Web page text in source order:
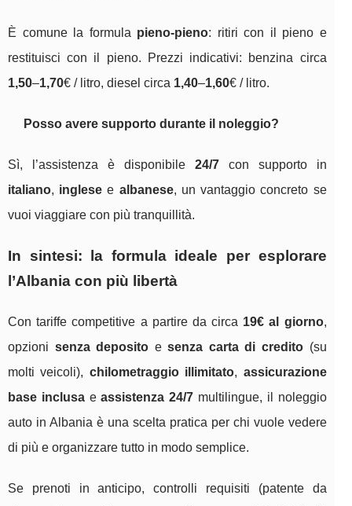
È comune la formula pieno-pieno: ritiri con il pieno e
restituisci con il pieno. Prezzi indicativi: benzina circa
1,50–1,70€ / litro, diesel circa 1,40–1,60€ / litro.
Posso avere supporto durante il noleggio?
Sì, l’assistenza è disponibile 24/7con supporto in
italiano, inglese e albanese, un vantaggio concreto se
vuoi viaggiare con più tranquillità.
In sintesi: la formula ideale per esplorare
l’Albania con più libertà
Con tariffe competitive a partire da circa 19€ al giorno,
opzioni senza deposito esenza carta di credito (su
molti veicoli), chilometraggio illimitato, assicurazione
base inclusaeassistenza 24/7 multilingue, il noleggio
auto in Albania è una scelta pratica per chi vuole vedere
di più e organizzare tutto in modo semplice.
Se prenoti in anticipo, controlli requisiti (patente da